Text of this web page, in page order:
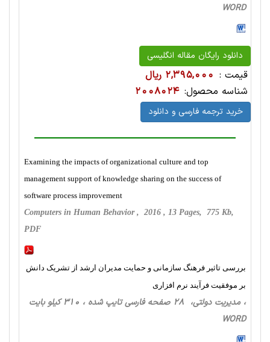
WORD
دانلود رایگان مقاله انگلیسی
قیمت : 2,395,000 ریال
شناسه محصول: 2008024
خرید ترجمه فارسی و دانلود
Examining the impacts of organizational culture and top
management support of knowledge sharing on the success of
software process improvement
Computers in Human Behavior , 2016 , 13 Pages, 775 Kb,
PDF
بررسی تاثیر فرهنگ سازمانی و حمایت مدیران ارشد از تشریک دانش
بر موفقیت فرآیند نرم افزاری
، مدیریت دولتی، 28 صفحه فارسی تایپ شده ، 310 کیلو بایت
WORD